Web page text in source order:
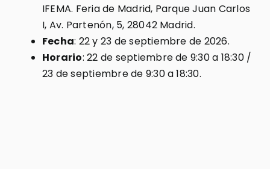
IFEMA. Feria de Madrid, Parque Juan Carlos
I, Av. Partenón, 5, 28042 Madrid.
Fecha: 22 y 23 de septiembre de 2026.
Horario: 22 de septiembre de 9:30 a 18:30 /
23 de septiembre de 9:30 a 18:30.